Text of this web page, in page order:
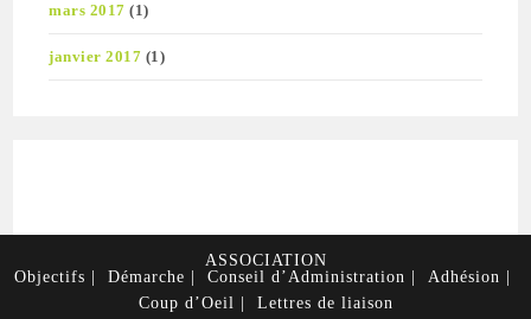
mars 2017 (1)
janvier 2017 (1)
ASSOCIATION
Objectifs
Démarche Conseil d’Administration
Adhésion
Coup d’Oeil
Lettres de liaison